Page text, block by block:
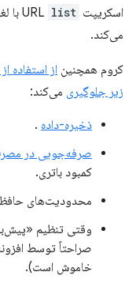
اسکریپت URL list
با
می‌کند.
کروم همچنین از استفاده
زیر جلوگیری می‌کند:
ذخیره-داده .
صرفه‌جویی در
کمبود باتری.
محدودیت‌های
وقتی تنظیم
خاموش است).